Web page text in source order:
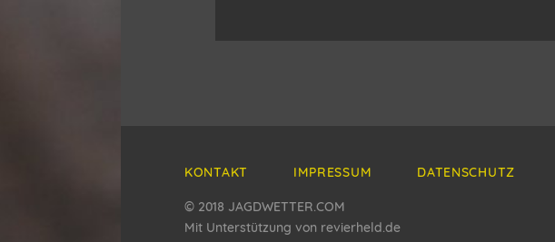
KONTAKT IMPRESSUM DATENSCHUTZ
© 2018 JAGDWETTER.COM
Mit Unterstützung von revierheld.de